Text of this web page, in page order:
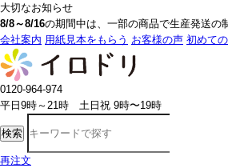
大切なお知らせ
8/8～8/16の期間中は、一部の商品で生産発送の
会社案内 用紙見本をもらう お客様の声 初めて
0120-964-974
平日9時～21時 土日祝 9時〜19時
検索
再注文